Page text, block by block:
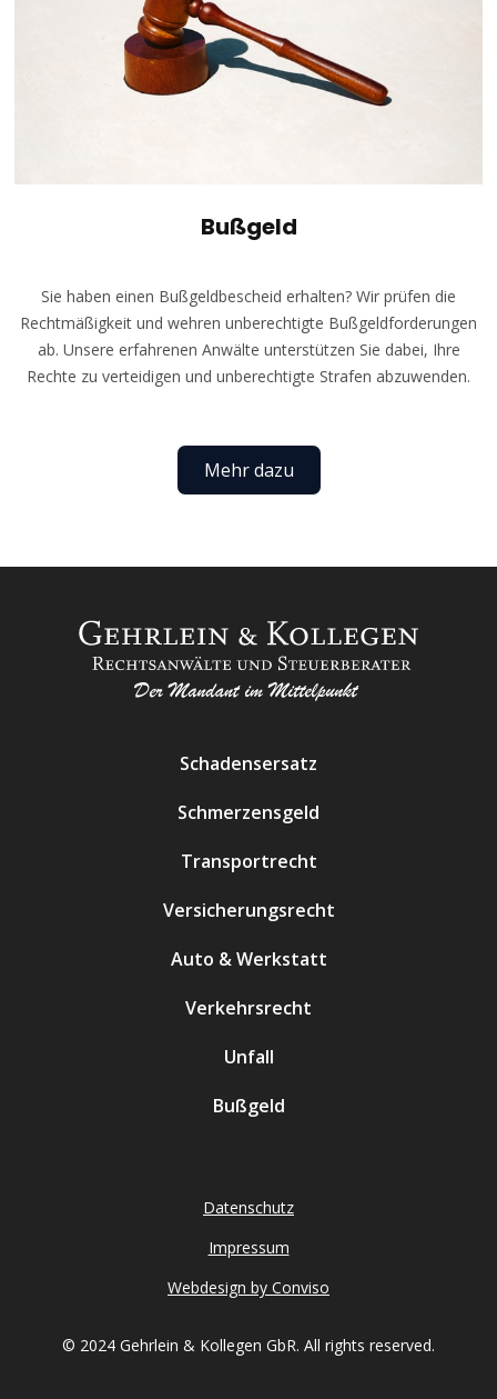
Bußgeld
Sie haben einen Bußgeldbescheid erhalten? Wir prüfen die
Rechtmäßigkeit und wehren unberechtigte Bußgeldforderungen
ab. Unsere erfahrenen Anwälte unterstützen Sie dabei, Ihre
Rechte zu verteidigen und unberechtigte Strafen abzuwenden.
Mehr dazu
Schadensersatz
Schmerzensgeld
Transportrecht
Versicherungsrecht
Auto & Werkstatt
Verkehrsrecht
Unfall
Bußgeld
© 2024 Gehrlein & Kollegen GbR. All rights reserved.
Datenschutz
Impressum
Webdesign by Conviso